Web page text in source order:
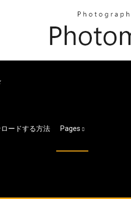
ードする方法 Pages